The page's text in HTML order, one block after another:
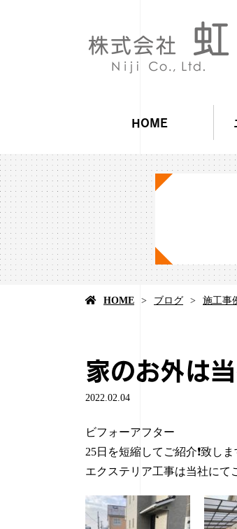
HOME
HOME ブログ 施工事
家のお外は
2022.02.04
ビフォーアフター
25日を短縮してご紹介❗️致しま
エクステリア工事は当社にて